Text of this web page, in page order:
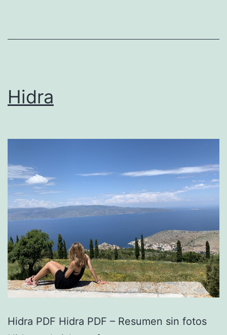
Hidra
Hidra PDF Hidra PDF – Resumen sin fotos